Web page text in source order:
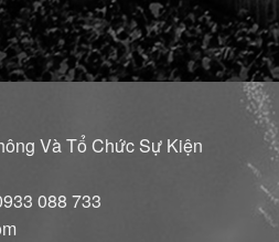
Và Tổ Chức Sự Kiện
088 733